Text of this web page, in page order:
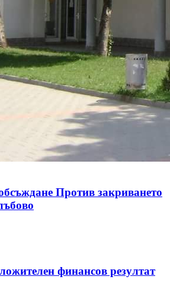
Против закриването
финансов резултат